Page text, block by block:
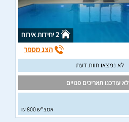
2 יחידות אירוח
הצג מספר
לא נמצאו חוות דעת
לא עודכנו תאריכים פנויים
אמצ"ש 800 ₪